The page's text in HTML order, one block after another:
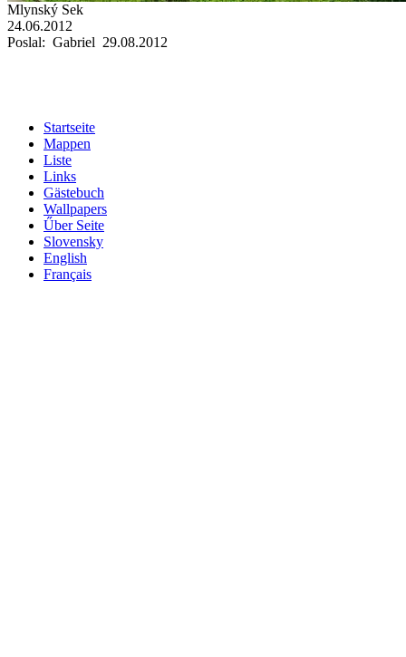
Mlynský Sek
24.06.2012
Poslal: Gabriel 29.08.2012
Startseite
Mappen
Liste
Links
Gästebuch
Wallpapers
Űber Seite
Slovensky
English
Français